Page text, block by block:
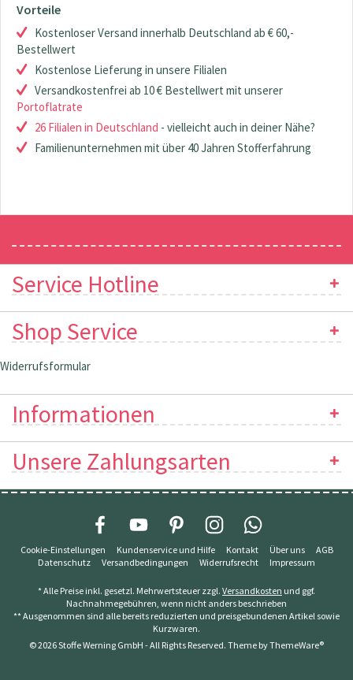
Vorteile
Kostenloser Versand innerhalb Deutschland ab € 60,-
Bestellwert
Kostenlose Lieferung in unsere Filialen
Versandkostenfrei ab 10 € Bestellwert mit unserer
Portoflatrate
26 Filialen in Deutschland - vielleicht auch in deiner Nähe?
Familienunternehmen mit über 40 Jahren Stofferfahrung
Service Hotline
Shop Service
Widerrufsformular
Informationen
Unsere Zahlungsarten
Cookie-Einstellungen Kundenservice und Hilfe Kontakt Über uns
AGB
Datenschutz
Versandbedingungen Widerrufsrecht Impressum
* Alle Preise inkl. gesetzl. Mehrwertsteuer zzgl. Versandkosten und ggf.
Nachnahmegebühren, wenn nicht anders beschrieben
** Ausgenommen sind alle bereits reduzierten und preisgebundenen Artikel sowie
Kurzwaren.
© 2026 Stoffe Werning GmbH - All Rights Reserved. Theme byThemeWare®